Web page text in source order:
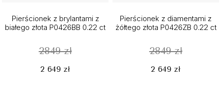
Pierścionek z brylantami z
białego złota P0426BB 0.22 ct
2849 zł
2 649 zł
Pierścionek z diamentami z
żółtego złota P0426ZB 0.22 ct
2849 zł
2 649 zł